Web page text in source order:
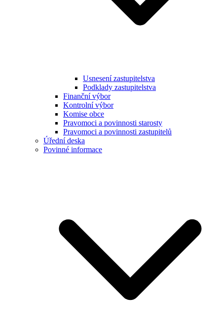
Usnesení zastupitelstva
Podklady zastupitelstva
Finanční výbor
Kontrolní výbor
Komise obce
Pravomoci a povinnosti starosty
Pravomoci a povinnosti zastupitelů
Úřední deska
Povinné informace